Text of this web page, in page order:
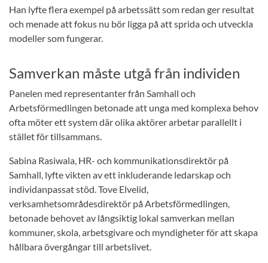
Han lyfte flera exempel på arbetssätt som redan ger resultat
och menade att fokus nu bör ligga på att sprida och utveckla
modeller som fungerar.
Samverkan måste utgå från individen
Panelen med representanter från Samhall och
Arbetsförmedlingen betonade att unga med komplexa behov
ofta möter ett system där olika aktörer arbetar parallellt i
stället för tillsammans.
Sabina Rasiwala, HR- och kommunikationsdirektör på
Samhall, lyfte vikten av ett inkluderande ledarskap och
individanpassat stöd. Tove Elvelid,
verksamhetsområdesdirektör på Arbetsförmedlingen,
betonade behovet av långsiktig lokal samverkan mellan
kommuner, skola, arbetsgivare och myndigheter för att skapa
hållbara övergångar till arbetslivet.